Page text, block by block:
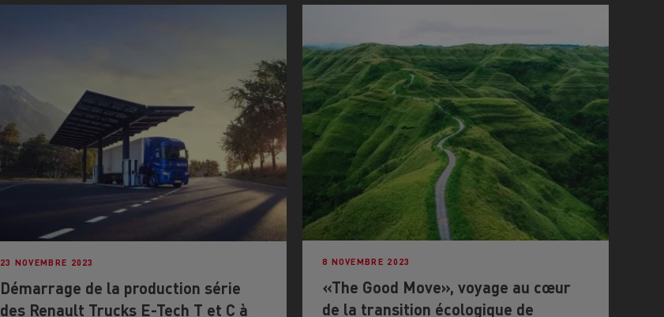
23 NOVEMBRE 2023
Démarrage de la production série
des Renault Trucks E-Tech T et C à
8 NOVEMBRE 2023
«The Good Move», voyage au cœur
de la transition écologique de